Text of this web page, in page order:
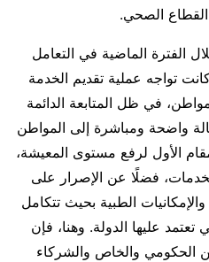
القطاع الصحي.
الفترة الماضية في التعامل
تواجه عملية تقديم الخدمة
في ظل المتابعة الدائمة
واضحة ومباشرة إلى المواطن
الأول لرفع مستوى المعيشة،
فضلًا عن الإصرار على
الطبية بحيث تتكامل
تعتمد عليها الدولة. وهنا، فإن
الحكومي والخاص والشركاء